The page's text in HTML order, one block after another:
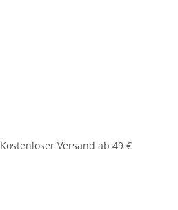
Kostenloser Versand ab 49 €